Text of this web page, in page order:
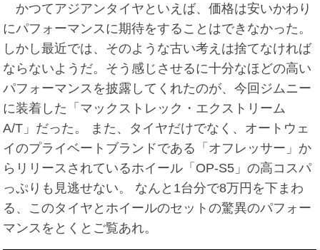
かつてアジアンタイヤといえば、価格は安いかわり
にパフォーマンスに期待をすることはできなかった。
しかし最近では、そのような古い考えは捨てなければ
ならないようだ。そう感じさせるに十分なほどの高い
パフォーマンスを披露してくれたのが、今回ジムニー
に装着した「マックストレック・エクストリーム
A/T」だった。 また、タイヤだけでなく、オートウェ
イのプライベートブランドである「オフレッサー」か
らリリースされているホイール「OP-S5」の高コスパ
っぷりも見逃せない。 なんと1台分で8万円を下まわ
る、このタイヤとホイールのセットの驚異のパフォー
マンスをとくとご覧あれ。